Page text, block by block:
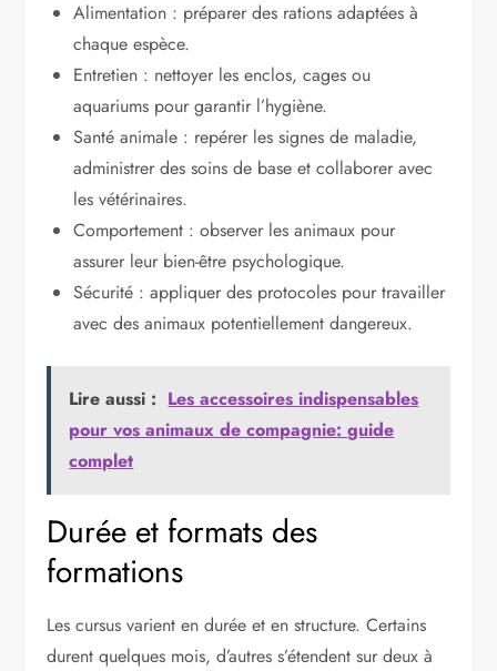
Alimentation : préparer des rations adaptées à
chaque espèce.
Entretien : nettoyer les enclos, cages ou
aquariums pour garantir l’hygiène.
Santé animale : repérer les signes de maladie,
administrer des soins de base et collaborer avec
les vétérinaires.
Comportement : observer les animaux pour
assurer leur bien-être psychologique.
Sécurité : appliquer des protocoles pour travailler
avec des animaux potentiellement dangereux.
Lire aussi : Les accessoires indispensables
pour vos animaux de compagnie: guide
complet
Durée et formats des
formations
Les cursus varient en durée et en structure. Certains
durent quelques mois, d’autres s’étendent sur deux à